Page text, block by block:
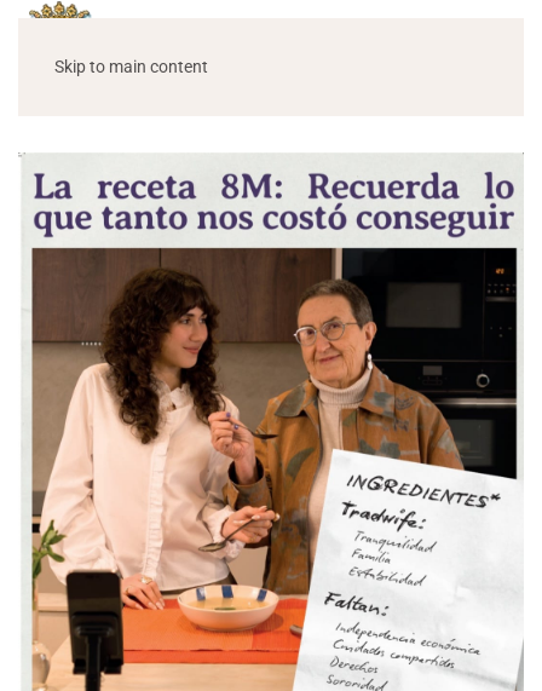
Skip to main content